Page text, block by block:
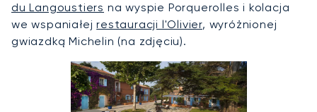
du Langoustiers na wyspie Porquerolles i kolacja
we wspaniałejrestauracji l'Olivier, wyróżnionej
gwiazdką Michelin (na zdjęciu).